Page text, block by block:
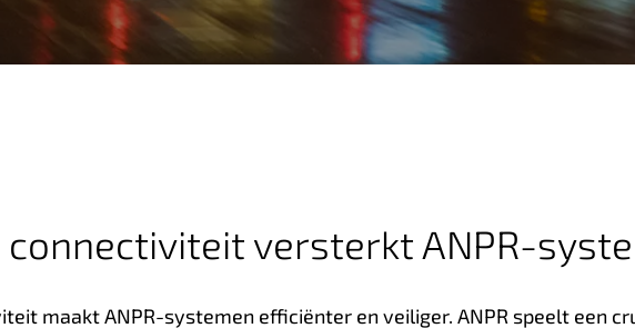
connectiviteit versterkt ANPR-
maakt ANPR-systemen efficiënter en veiliger. ANPR speelt een